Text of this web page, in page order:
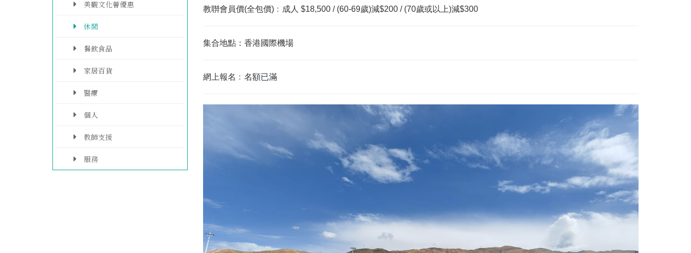
美觀文化薈優惠
休閒
餐飲食品
家居百貨
醫療
個人
教師支援
服務
教聨會員價(全包價)﹕成人 $18,500 / (60-69歲)減$200 / (70歲或以上)減$300
集合地點：香港國際機場
網上報名﹕ 名額已滿